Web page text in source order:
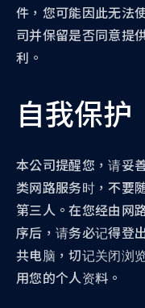
件，您可能因此无法
司并保留是否同意提
利。
自我保护
本公司提醒您，请妥
类网路服务时，不要
第三人。在您经由网
序后，请务必记得登
共电脑，切记关闭浏
用您的个人资料。